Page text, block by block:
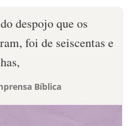
despojo que os
foi de seiscentas e
Bíblica